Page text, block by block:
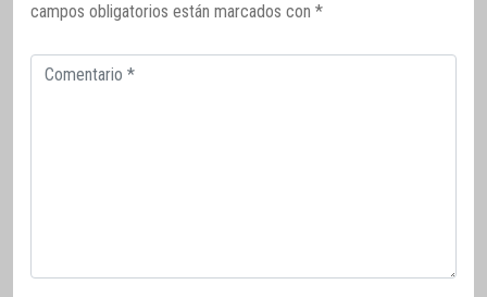
campos obligatorios están marcados con *
Comentario